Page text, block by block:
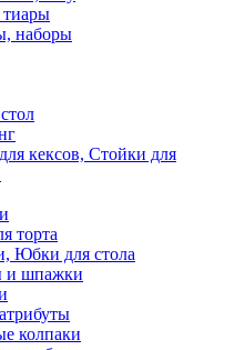
наборы
кексов, Стойки для
торта
Юбки для стола
и шпажки
колпаки